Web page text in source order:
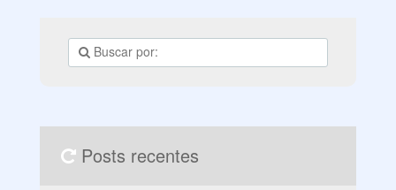
Posts recentes